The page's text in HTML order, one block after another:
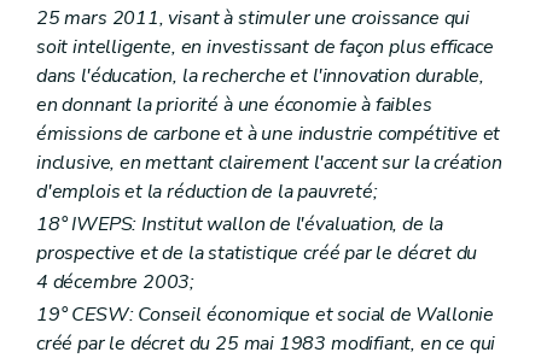
Art.
103
LivreIV
Dispositions diverses, transitoires et finales
TitreIer
Dispositions diverses
Art.104– Décret du 17 décembre 2015, art 88
Titre II
Dispositions transitoires
Art.
105
– Décret du 17 décembre 2015, art 88
Art. 106– Décret du 17 décembre 2015, art 88
Art.107– Décret du 17 décembre 2015, art 88
Art.108– Décret du 17 décembre 2015, art 88
Art.109
Titre III
Dispositions abrogatoires et finales
Art.110
Art.111
Art.112
Annexe
25 mars 2011, visant à stimuler une croissance qui
soit intelligente, en investissant de façon plus efficace
dans l'éducation, la recherche et l'innovation durable,
en donnant la priorité à une économie à faibles
émissions de carbone et à une industrie compétitive et
inclusive, en mettant clairement l'accent sur la création
d'emplois et la réduction de la pauvreté;
18° IWEPS: Institut wallon de l'évaluation, de la
prospective et de la statistique créé par le décret du
4 décembre 2003;
19° CESW: Conseil économique et social de Wallonie
créé par le décret du 25 mai 1983 modifiant, en ce qui